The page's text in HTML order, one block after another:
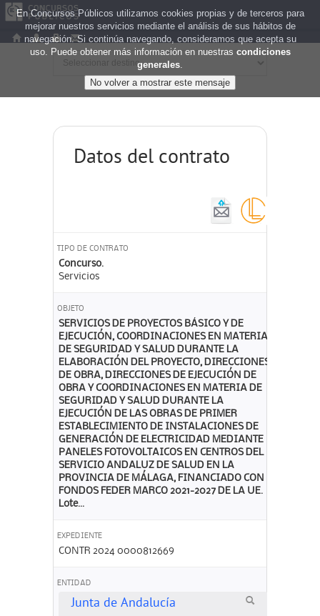
Datos del contrato
TIPO DE CONTRATO
Concurso.
Servicios
OBJETO
SERVICIOS DE PROYECTOS BÁSICO Y DE
EJECUCIÓN, COORDINACIONES EN MATERIA
DE SEGURIDAD Y SALUD DURANTE LA
ELABORACIÓN DEL PROYECTO, DIRECCIONES
DE OBRA, DIRECCIONES DE EJECUCIÓN DE
OBRA Y COORDINACIONES EN MATERIA DE
SEGURIDAD Y SALUD DURANTE LA
EJECUCIÓN DE LAS OBRAS DE PRIMER
ESTABLECIMIENTO DE INSTALACIONES DE
GENERACIÓN DE ELECTRICIDAD MEDIANTE
PANELES FOTOVOLTAICOS EN CENTROS DEL
SERVICIO ANDALUZ DE SALUD EN LA
PROVINCIA DE MÁLAGA, FINANCIADO CON
FONDOS FEDER MARCO 2021-2027 DE LA UE.
Lote...
EXPEDIENTE
CONTR 2024 0000812669
ENTIDAD
Junta de Andalucía
En Concursos Públicos utilizamos cookies propias y de terceros para
mejorar nuestros servicios mediante el análisis de sus hábitos de
navegación. Si continúa navegando, consideramos que acepta su
uso. Puede obtener más información en nuestras condiciones
generales.